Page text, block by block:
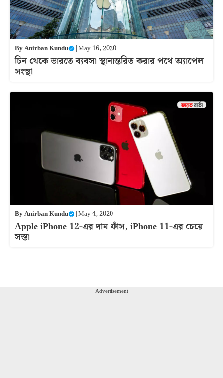
ByAnirban Kundu |May 16, 2020
চিন থেকে ভারতে ব্যবসা স্থানান্তরিত করার পথে অ্যাপেল
সংস্থা
ByAnirban Kundu |May 4, 2020
Apple iPhone 12-এর দাম ফাঁস, iPhone 11-এর চেয়ে
সস্তা
---Advertisement---